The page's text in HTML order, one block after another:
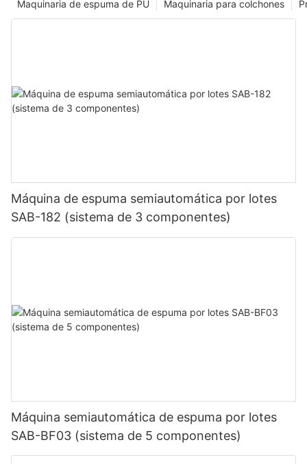
Maquinaria para colchones
Maquinaria de espuma de PU
Máquina de espuma semiautomática por lotes
SAB-182 (sistema de 3 componentes)
Máquina semiautomática de espuma por lotes
SAB-BF03 (sistema de 5 componentes)